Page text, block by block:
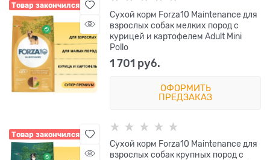
Товар закончился
Сухой корм Forza10 Maintenance для
взрослых собак мелких пород с
курицей и картофелем Adult Mini
Pollo
1 701 руб.
ОФОРМИТЬ
ПРЕДЗАКАЗ
Товар закончился
Сухой корм Forza10 Maintenance для
взрослых собак крупных пород с